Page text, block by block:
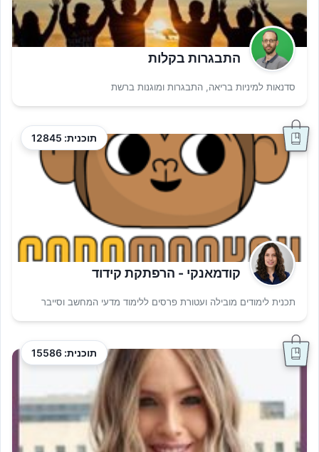
התבגרות בקלות
סדנאות למיניות בריאה, התבגרות ומוגנות ברשת
תוכנית: 12845
קודמאנקי - הרפתקת קידוד
תכנית לימודים מובילה ועטורת פרסים ללימוד מדעי המחשב וסייבר
תוכנית: 15586